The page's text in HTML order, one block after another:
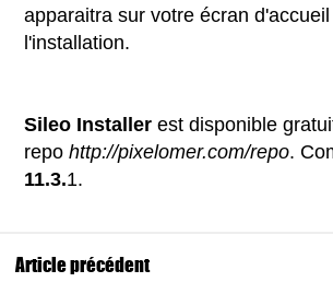
apparaitra sur votre écran
l'installation.
Sileo Installer est disponible
repo http://pixelomer.com/repo.
11.3.1.
Article précédent